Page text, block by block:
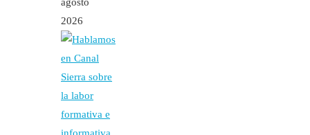
2026